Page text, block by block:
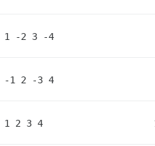
1 -2 3 -4
-1 2 -3 4
1 2 3 4